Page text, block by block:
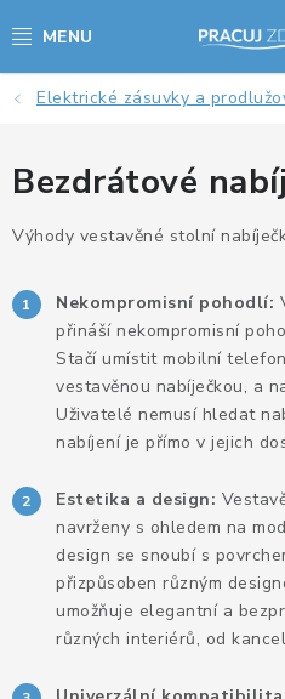
na
AKCE - SLEVY - VÝPRODEJ
STOLY A ŽIDLE
VÝŠKOVĚ NASTAVITELNÉ
KANCELÁŘSKÉ PSACÍ STOLY
NOHY KE STOLU A PODNOŽE
PŘÍSLUŠENSTVÍ KE STOLŮM
KANCELÁŘSKÉ KONTEJNERY
KANCELÁŘSKÉ ŽIDLE A KŘESLA
OBLÍBENÉ KATEGORIE
Elektrické zásuvky a
Bezdrátové
Výhody vestavěné stolní
Nekompromisní pohodlí:
přináší nekompromisní
Stačí umístit mobilní
vestavěnou nabíječkou, a
Uživatelé nemusí hledat
nabíjení je přímo v jejich
Estetika a design:
navrženy s ohledem na
design se snoubí s
přizpůsoben různým
umožňuje elegantní a
různých interiérů, od